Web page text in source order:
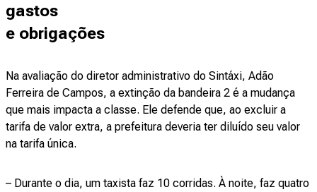
gastos
e obrigações
Na avaliação do diretor administrativo do Sintáxi, Adão
Ferreira de Campos, a extinção da bandeira 2 é a mudança
que mais impacta a classe. Ele defende que, ao excluir a
tarifa de valor extra, a prefeitura deveria ter diluído seu valor
na tarifa única.
– Durante o dia, um taxista faz 10 corridas. À noite, faz quatro